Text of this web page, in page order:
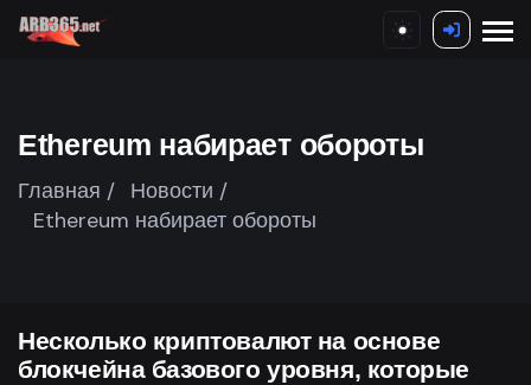
Ethereum набирает обороты
Главная / Новости /
Ethereum набирает обороты
Несколько криптовалют на основе
блокчейна базового уровня, которые